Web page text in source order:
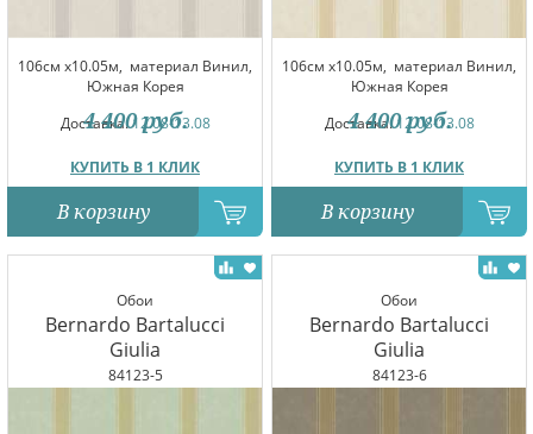
106см x10.05м, материал Винил,
Южная Корея
Доставка:12.08-13.08
КУПИТЬ В 1 КЛИК
4 400 руб.
В корзину
106см x10.05м, материал Винил,
Южная Корея
Доставка:12.08-13.08
КУПИТЬ В 1 КЛИК
4 400 руб.
В корзину
Обои
Bernardo Bartalucci
Giulia
84123-5
Обои
Bernardo Bartalucci
Giulia
84123-6